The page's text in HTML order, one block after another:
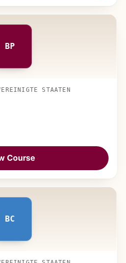
BP
STAATEN
Course
BC